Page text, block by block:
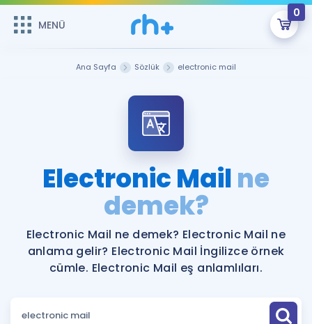
MENÜ
0
Şifremi Hatırlamıyorum
Sepetin Şu An Boş.
Remzi Hoca ile seni sınava hazırlayacak onlarca eğitim seni
bekliyor!
MENÜ
Katılımcı Görüşleri
Faydalı Araçlar
Ücretsiz Kaynaklar
İngilizce Gramer
Ana Sayfa Sözlük electronic mail
Electronic Mailne
demek?
Electronic Mail ne demek? Electronic Mail ne
anlama gelir? Electronic Mail İngilizce örnek
cümle. Electronic Mail eş anlamlıları.